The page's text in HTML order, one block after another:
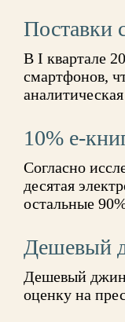
Поставки
В I квартале
смартфонов,
10% е-
Согласно
десятая
остальные
Дешевый
Дешевый
оценку на